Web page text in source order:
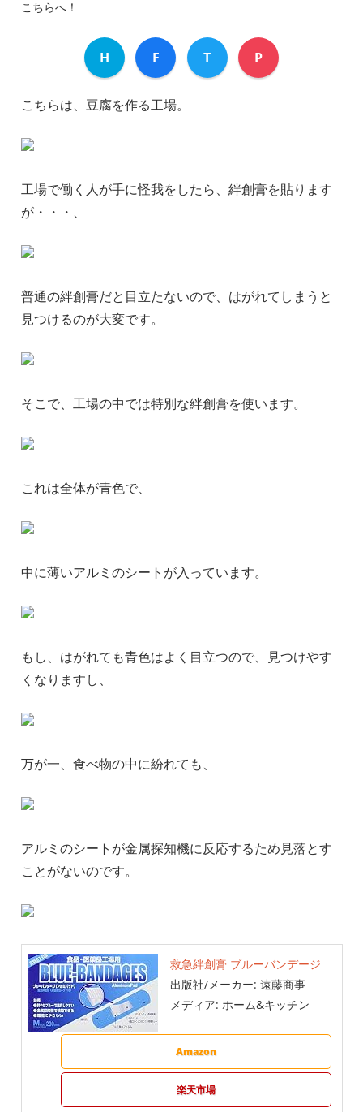
こちらへ！
H F T P
こちらは、豆腐を作る工場。
工場で働く人が手に怪我をしたら、絆創膏を貼ります
が・・・、
普通の絆創膏だと目立たないので、はがれてしまうと
見つけるのが大変です。
そこで、工場の中では特別な絆創膏を使います。
これは全体が青色で、
中に薄いアルミのシートが入っています。
もし、はがれても青色はよく目立つので、見つけやす
くなりますし、
万が一、食べ物の中に紛れても、
アルミのシートが金属探知機に反応するため見落とす
ことがないのです。
救急絆創膏 ブルーバンデージ
出版社/メーカー: 遠藤商事
メディア: ホーム&キッチン
Amazon
楽天市場